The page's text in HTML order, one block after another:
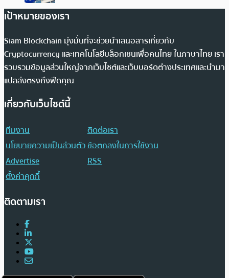
เป้าหมายของเรา
Siam Blockchain มุ่งมั่นที่จะช่วยนำเสนอสารเกี่ยวกับ
Cryptocurrency และเทคโนโลยีบล็อกเชนเพื่อคนไทย ในภาษาไทย เรา
รวบรวมข้อมูลส่วนใหญ่จากเว็บไซต์และเว็บบอร์ดต่างประเทศและนำมา
แปลส่งตรงถึงฟีดคุณ
เกี่ยวกับเว็บไซต์นี้
ทีมงาน
ติดต่อเรา
นโยบายความเป็นส่วนตัวข้อตกลงในการใช้งาน
Advertise
RSS
ตั้งค่าคุกกี้
ติดตามเรา